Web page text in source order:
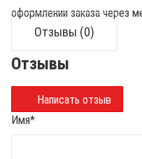
оформлении заказа через
Отзывы (0)
Отзывы
Написать отзыв
Имя*